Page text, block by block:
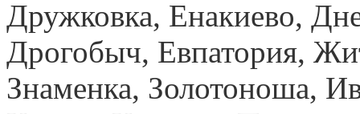
Дружковка, Енакиево,
Дрогобыч, Евпатория,
Знаменка, Золотоноша,